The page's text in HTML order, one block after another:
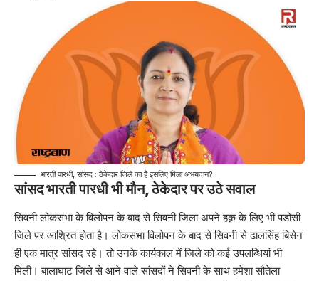
भारती पारधी, सांसद : ठेकेदार जिले का है इसलिए मिला अभयदान?
सांसद भारती पारधी भी मौन, ठेकेदार पर उठे सवाल
सिवनी लोकसभा के विलोपन के बाद से सिवनी जिला अपने हक़ के लिए भी पडोसी
जिले पर आश्रित होता है। लोकसभा विलोपन के बाद से सिवनी से ढालसिंह बिसेन
ही एक मात्र सांसद रहे। तो उनके कार्यकाल में जिले को कई उपलब्धियां भी
मिली। बालाघाट जिले से आने वाले सांसदों ने सिवनी के साथ हमेशा सौतेला